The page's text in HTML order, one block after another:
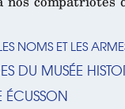
NOMS ET LES
DU MUSÉE